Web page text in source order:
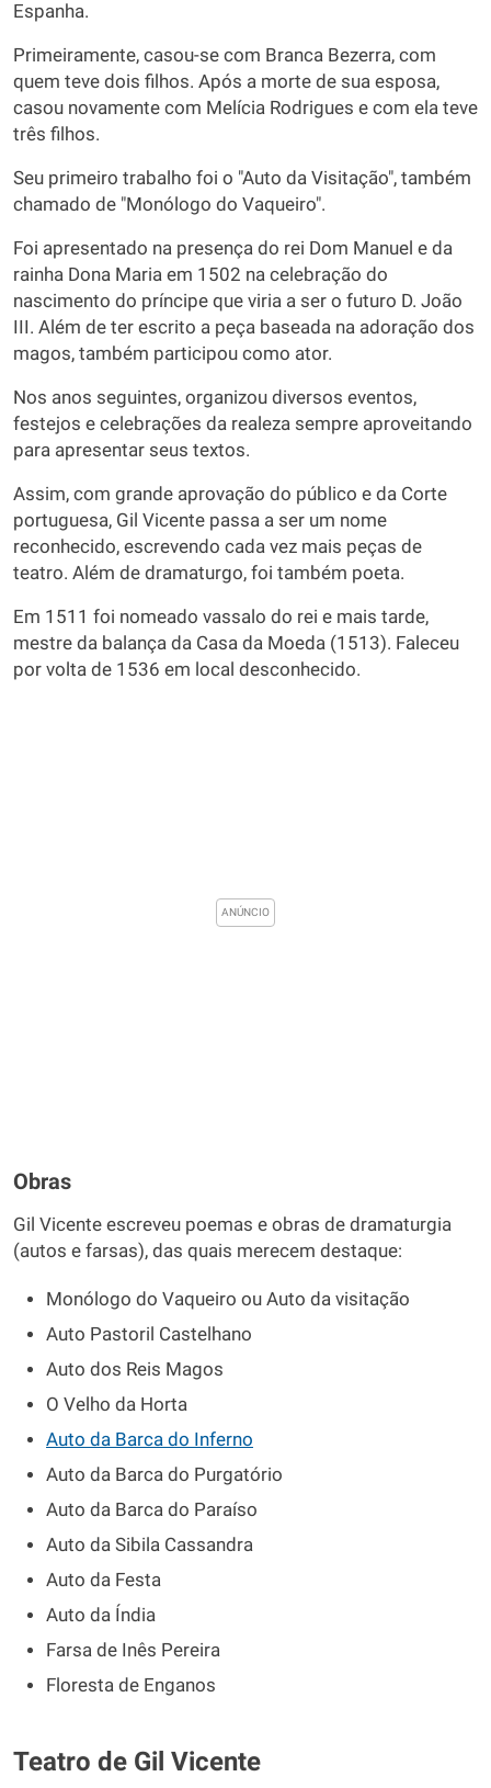
Espanha.
Primeiramente, casou-se com Branca Bezerra, com
quem teve dois filhos. Após a morte de sua esposa,
casou novamente com Melícia Rodrigues e com ela teve
três filhos.
Seu primeiro trabalho foi o "Auto da Visitação", também
chamado de "Monólogo do Vaqueiro".
Foi apresentado na presença do rei Dom Manuel e da
rainha Dona Maria em 1502 na celebração do
nascimento do príncipe que viria a ser o futuro D. João
III. Além de ter escrito a peça baseada na adoração dos
magos, também participou como ator.
Nos anos seguintes, organizou diversos eventos,
festejos e celebrações da realeza sempre aproveitando
para apresentar seus textos.
Assim, com grande aprovação do público e da Corte
portuguesa, Gil Vicente passa a ser um nome
reconhecido, escrevendo cada vez mais peças de
teatro. Além de dramaturgo, foi também poeta.
Em 1511 foi nomeado vassalo do rei e mais tarde,
mestre da balança da Casa da Moeda (1513). Faleceu
por volta de 1536 em local desconhecido.
Obras
Gil Vicente escreveu poemas e obras de dramaturgia
(autos e farsas), das quais merecem destaque:
Monólogo do Vaqueiro ou Auto da visitação
Auto Pastoril Castelhano
Auto dos Reis Magos
O Velho da Horta
Auto da Barca do Inferno
Auto da Barca do Purgatório
Auto da Barca do Paraíso
Auto da Sibila Cassandra
Auto da Festa
Auto da Índia
Farsa de Inês Pereira
Floresta de Enganos
Teatro de Gil Vicente